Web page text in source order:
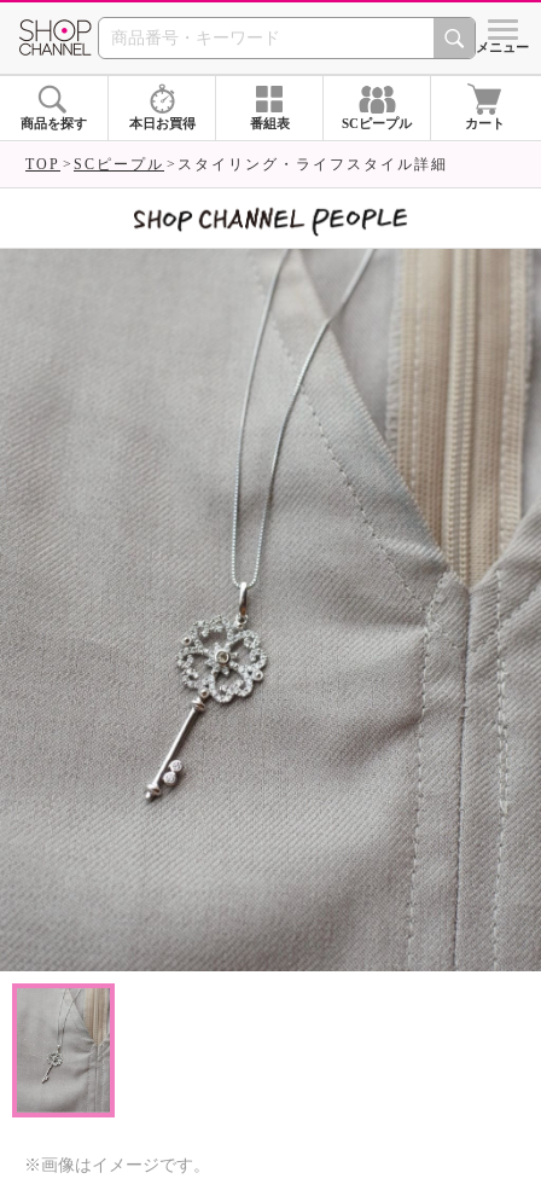
SHOP CHANNEL シメニュー
商品を探す 本日お買得 番組表 SCピープル カート
TOP SCピープル スタイリング・ライフスタイル詳細
※画像はイメージです。